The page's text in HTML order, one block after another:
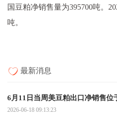
国豆粕净销售量为395700吨。
吨。
最新消息
6月11日当周美豆粕出口净销售位
2026-06-18 09:13:23